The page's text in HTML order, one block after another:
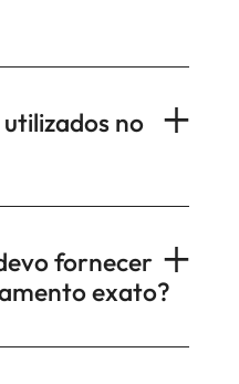
no
fornecer
exato?